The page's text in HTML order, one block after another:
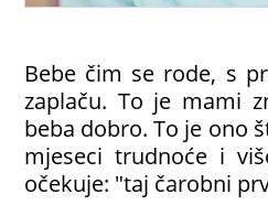
Bebe čim se rode, s
zaplaču. To je mami
beba dobro. To je ono
mjeseci trudnoće i
očekuje: "taj čarobni